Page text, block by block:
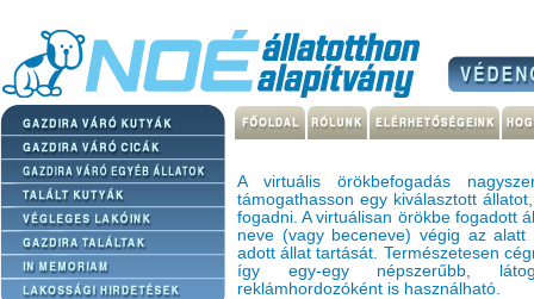
A virtuális örökbefogadás
támogathasson egy kiválasztott
fogadni. A virtuálisan örökbe fogadott
neve (vagy beceneve) végig az
adott állat tartását. Természetesen
így egy-egy népszerűbb,
reklámhordozóként is használható.